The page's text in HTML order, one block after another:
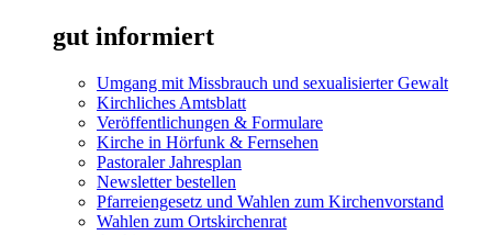
gut informiert
Umgang mit Missbrauch und sexualisierter Gewalt
Kirchliches Amtsblatt
Veröffentlichungen & Formulare
Kirche in Hörfunk & Fernsehen
Pastoraler Jahresplan
Newsletter bestellen
Pfarreiengesetz und Wahlen zum Kirchenvorstand
Wahlen zum Ortskirchenrat